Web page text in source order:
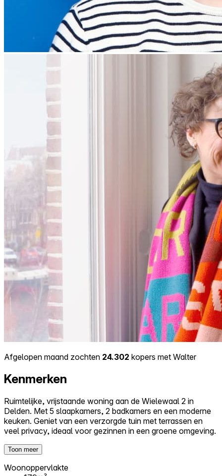
Afgelopen maand zochten 24.302 kopers met Walter
Kenmerken
Ruimtelijke, vrijstaande woning aan de Wielewaal 2 in
Delden. Met 5 slaapkamers, 2 badkamers en een moderne
keuken. Geniet van een verzorgde tuin met terrassen en
veel privacy, ideaal voor gezinnen in een groene omgeving.
Toon meer
Woonoppervlakte